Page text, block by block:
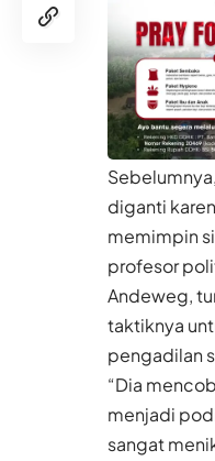
diganti
memimpin
profesor
Andeweg,
taktiknya
pengadilan
“Dia
menjadi
sangat